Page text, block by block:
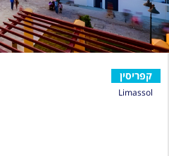
קפריסין
Limassol